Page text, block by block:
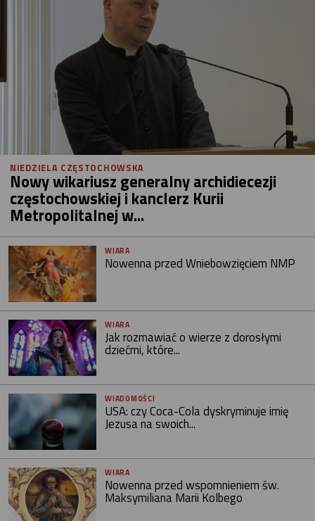
NIEDZIELA CZĘSTOCHOWSKA
Nowy wikariusz generalny archidiecezji
częstochowskiej i kanclerz Kurii
Metropolitalnej w...
WIARA
Nowenna przed Wniebowzięciem NMP
WIARA
Jak rozmawiać o wierze z dorosłymi
dziećmi, które...
WIADOMOŚCI
USA: czy Coca-Cola dyskryminuje imię
Jezusa na swoich...
WIARA
Nowenna przed wspomnieniem św.
Maksymiliana Marii Kolbego